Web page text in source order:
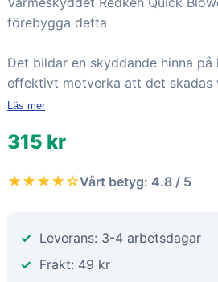
förebygga detta
Det bildar en skyddande hinna
effektivt motverka att det skadas
Läs mer
315 kr
★★★★☆Vårt betyg: 4.8 / 5
Leverans: 3-4 arbetsdagar
Frakt: 49 kr